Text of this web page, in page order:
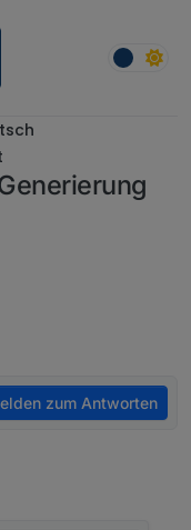
zum Antworten